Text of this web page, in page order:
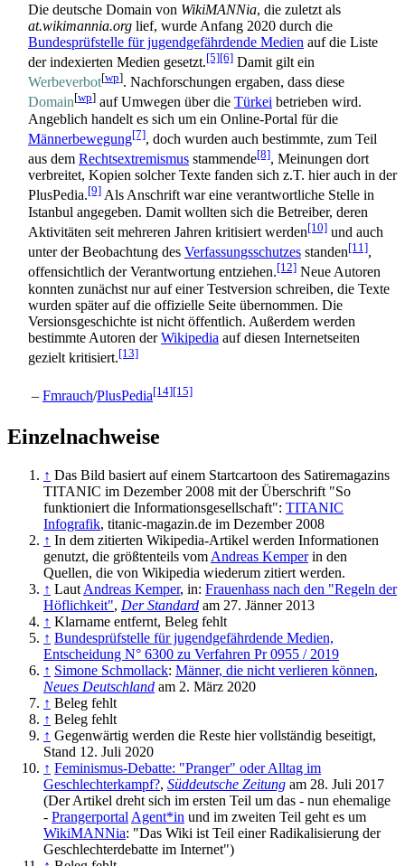
Die deutsche Domain von WikiMANNia, die zuletzt als
at.wikimannia.org lief, wurde Anfang 2020 durch die
Bundesprüfstelle für jugendgefährdende Medien auf die Liste
der indexierten Medien gesetzt.[5][6] Damit gilt ein
Werbeverbot[wp]. Nachforschungen ergaben, dass diese
Domain[wp] auf Umwegen über die Türkei betrieben wird.
Angeblich handelt es sich um ein Online-Portal für die
Männerbewegung[7], doch wurden auch bestimmte, zum Teil
aus dem Rechtsextremismus stammende[8], Meinungen dort
verbreitet, Kopien solcher Texte fanden sich z.T. hier auch in der
PlusPedia.[9] Als Anschrift war eine verantwortliche Stelle in
Istanbul angegeben. Damit wollten sich die Betreiber, deren
Aktivitäten seit mehreren Jahren kritisiert werden[10] und auch
unter der Beobachtung des Verfassungs­schutzes standen[11],
offensichtlich der Verantwortung entziehen.[12] Neue Autoren
konnten zunächst nur auf einer Testversion schreiben, die Texte
wurden später auf die offizielle Seite übernommen. Die
Versions­geschichte ist nicht öffentlich. Außerdem werden
bestimmte Autoren derWikipedia auf diesen Internet­seiten
gezielt kritisiert.[13]
– Fmrauch/PlusPedia[14][15]
Einzelnachweise
↑ Das Bild basiert auf einem Startcartoon des Satiremagazins
TITANIC im Dezember 2008 mit der Überschrift "So
funktioniert die Informationsgesellschaft": TITANIC
Infografik, titanic-magazin.de im Dezember 2008
↑ In dem zitierten Wikipedia-Artikel werden Informationen
genutzt, die größtenteils vom Andreas Kemperin den
Quellen, die von Wikipedia wiederum zitiert werden.
↑ Laut Andreas Kemper, in: Frauenhass nach den "Regeln der
Höflichkeit", Der Standard am 27. Jänner 2013
↑ Klarname entfernt, Beleg fehlt
↑ Bundesprüfstelle für jugendgefährdende Medien,
Entscheidung N° 6300 zu Verfahren Pr 0955 / 2019
↑ Simone Schmollack: Männer, die nicht verlieren können,
Neues Deutschland am 2. März 2020
↑ Beleg fehlt
↑ Beleg fehlt
↑ Gegenwärtig werden die Reste hier vollständig beseitigt,
Stand 12. Juli 2020
↑ Feminismus-Debatte: "Pranger" oder Alltag im
Geschlechterkampf?, Süddeutsche Zeitung am 28. Juli 2017
(Der Artikel dreht sich im ersten Teil um das - nun ehemalige
- Pranger­portal Agent*in und im zweiten Teil geht es um
WikiMANNia: "Das Wiki ist Teil einer Radikalisierung der
Geschlechter­debatte im Internet")